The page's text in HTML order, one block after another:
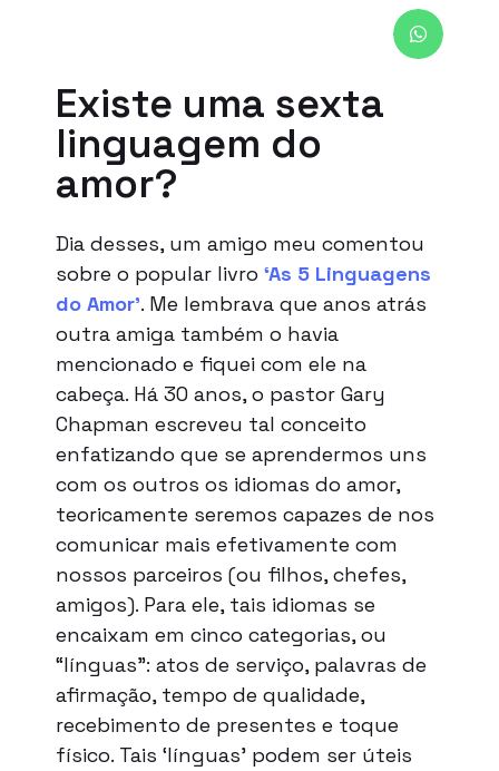
Existe uma sexta
linguagem do
amor?
Dia desses, um amigo meu comentou
sobre o popular livro ‘As 5 Linguagens
do Amor’. Me lembrava que anos atrás
outra amiga também o havia
mencionado e fiquei com ele na
cabeça. Há 30 anos, o pastor Gary
Chapman escreveu tal conceito
enfatizando que se aprendermos uns
com os outros os idiomas do amor,
teoricamente seremos capazes de nos
comunicar mais efetivamente com
nossos parceiros (ou filhos, chefes,
amigos). Para ele, tais idiomas se
encaixam em cinco categorias, ou
“línguas”: atos de serviço, palavras de
afirmação, tempo de qualidade,
recebimento de presentes e toque
físico. Tais ‘línguas’ podem ser úteis